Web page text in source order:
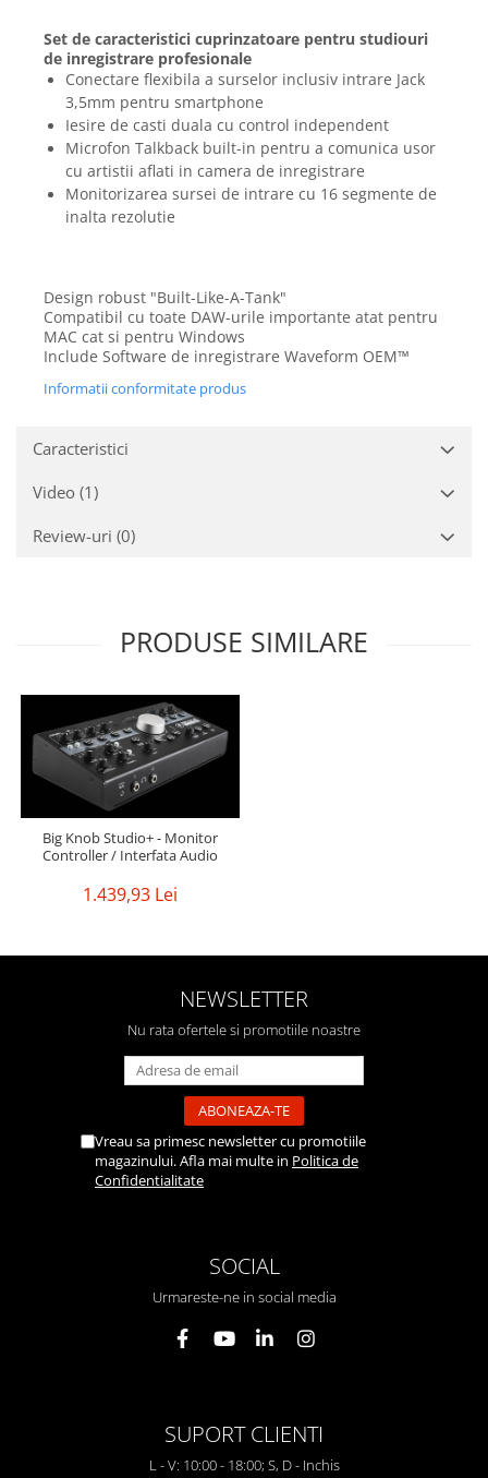
Mixere digitale
Mixere pentru DJ
Monitorizare In-Ear
Stative pentru Boxe
Stative pentru Microfoane
Set de caracteristici cuprinzatoare pentru studiouri
de inregistrare profesionale
Conectare flexibila a surselor inclusiv intrare Jack
3,5mm pentru smartphone
Iesire de casti duala cu control independent
Microfon Talkback built-in pentru a comunica usor
cu artistii aflati in camera de inregistrare
Monitorizarea sursei de intrare cu 16 segmente de
inalta rezolutie
Design robust "Built-Like-A-Tank"
Compatibil cu toate DAW-urile importante atat pentru
MAC cat si pentru Windows
Include Software de inregistrare Waveform OEM™
Informatii conformitate produs
Caracteristici
Video (1)
Review-uri (0)
PRODUSE SIMILARE
Big Knob Studio+ - Monitor
Controller / Interfata Audio
1.439,93 Lei
NEWSLETTER
Nu rata ofertele si promotiile noastre
Vreau sa primesc newsletter cu promotiile
magazinului. Afla mai multe in Politica de
Confidentialitate
SOCIAL
Urmareste-ne in social media
SUPORT CLIENTI
L - V: 10:00 - 18:00; S, D - Inchis